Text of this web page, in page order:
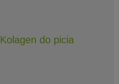
Kolagen do picia